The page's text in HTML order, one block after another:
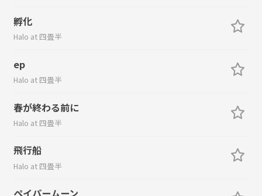
孵化
Halo at 四畳半
ep
Halo at 四畳半
春が終わる前に
Halo at 四畳半
飛行船
Halo at 四畳半
ペイパームーン